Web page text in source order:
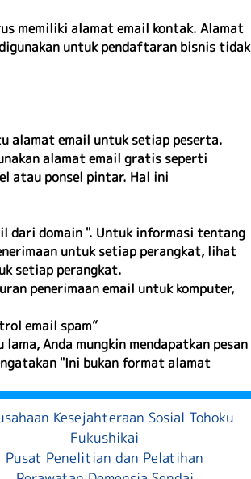
memiliki alamat email kontak. Alamat
untuk pendaftaran bisnis tidak
alamat email untuk setiap peserta.
alamat email gratis seperti
atau ponsel pintar. Hal ini
dari domain ". Untuk informasi tentang
untuk setiap perangkat, lihat
setiap perangkat.
penerimaan email untuk komputer,
email spam”
Anda mungkin mendapatkan pesan
"Ini bukan format alamat
Kesejahteraan Sosial Tohoku
Fukushikai
Pusat Penelitian dan Pelatihan